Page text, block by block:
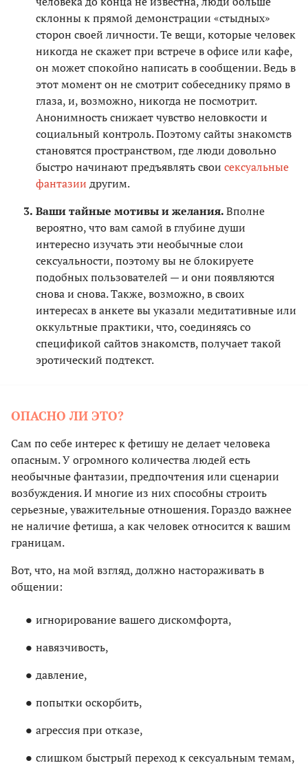
склонны к прямой демонстрации «стыдных»
сторон своей личности. Те вещи, которые человек
никогда не скажет при встрече в офисе или кафе,
он может спокойно написать в сообщении. Ведь в
этот момент он не смотрит собеседнику прямо в
глаза, и, возможно, никогда не посмотрит.
Анонимность снижает чувство неловкости и
социальный контроль. Поэтому сайты знакомств
становятся пространством, где люди довольно
быстро начинают предъявлять свои сексуальные
фантазии другим.
Ваши тайные мотивы и желания.Вполне
вероятно, что вам самой в глубине души
интересно изучать эти необычные слои
сексуальности, поэтому вы не блокируете
подобных пользователей — и они появляются
снова и снова. Также, возможно, в своих
интересах в анкете вы указали медитативные или
оккультные практики, что, соединяясь со
спецификой сайтов знакомств, получает такой
эротический подтекст.
ОПАСНО ЛИ ЭТО?
Сам по себе интерес к фетишу не делает человека
опасным. У огромного количества людей есть
необычные фантазии, предпочтения или сценарии
возбуждения. И многие из них способны строить
серьезные, уважительные отношения. Гораздо важнее
не наличие фетиша, а как человек относится к вашим
границам.
Вот, что, на мой взгляд, должно настораживать в
общении:
игнорирование вашего дискомфорта,
навязчивость,
давление,
попытки оскорбить,
агрессия при отказе,
слишком быстрый переход к сексуальным темам,